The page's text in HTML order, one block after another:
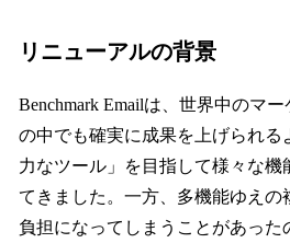
リニューアルの背景
Benchmark Emailは、世界中のマ
の中でも確実に成果を上げられる
力なツール」を目指して様々な機
てきました。一方、多機能ゆえの
負担になってしまうことがあった